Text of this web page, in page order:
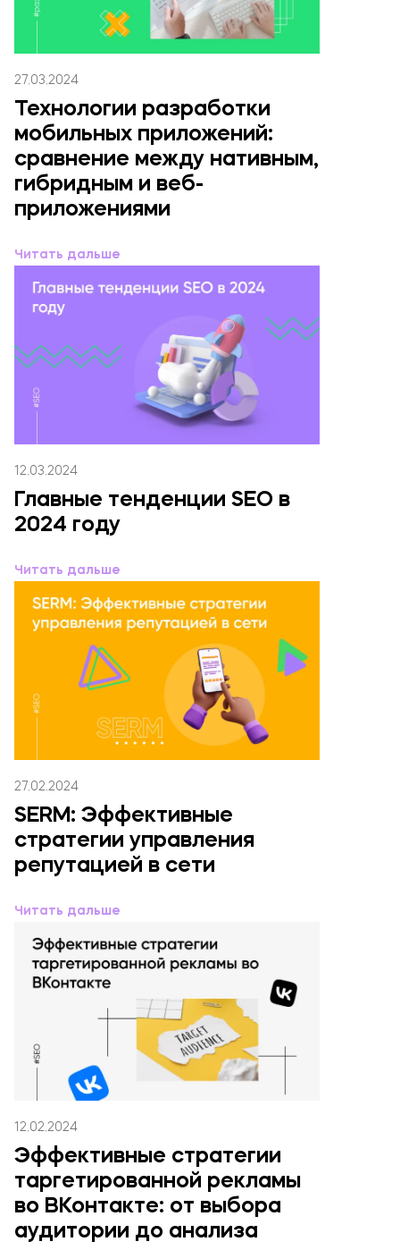
27.03.2024
Технологии разработки
мобильных приложений:
сравнение между нативным,
гибридным и веб-
приложениями
Читать дальше
12.03.2024
Главные тенденции SEO в
2024 году
Читать дальше
27.02.2024
SERM: Эффективные
стратегии управления
репутацией в сети
Читать дальше
12.02.2024
Эффективные стратегии
таргетированной рекламы
во ВКонтакте: от выбора
аудитории до анализа